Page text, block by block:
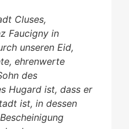
Cluses,
Faucigny in
unseren Eid,
ehrenwerte
des
Hugard ist, dass er
ist, in dessen